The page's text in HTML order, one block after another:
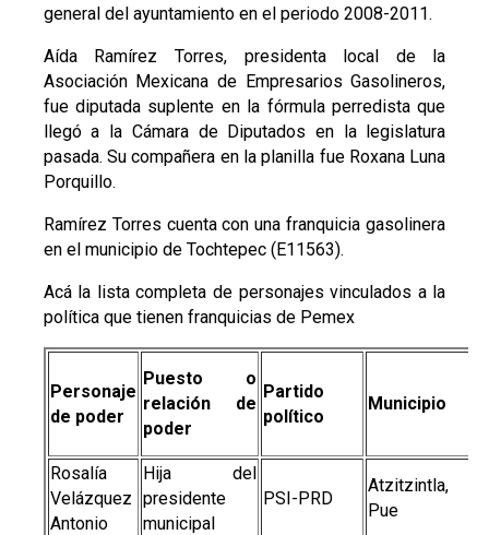
general del ayuntamiento en el periodo 2008-2011.
Aída Ramírez Torres, presidenta local de la
Asociación Mexicana de Empresarios Gasolineros,
fue diputada suplente en la fórmula perredista que
llegó a la Cámara de Diputados en la legislatura
pasada. Su compañera en la planilla fue Roxana Luna
Porquillo.
Ramírez Torres cuenta con una franquicia gasolinera
en el municipio de Tochtepec (E11563).
Acá la lista completa de personajes vinculados a la
política que tienen franquicias de Pemex
Personaje
de poder
Puesto o
relación de
poder
Partido
político
Municipio
Rosalía
Velázquez
Antonio
Hija del
presidente
municipal
PSI-PRD
Atzitzintla,
Pue